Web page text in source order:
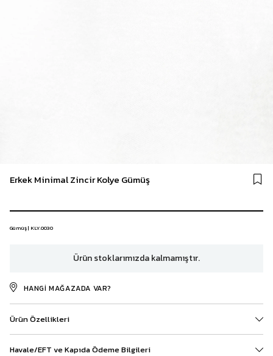
Erkek Minimal Zincir Kolye Gümüş
Gümüş | KLY.0030
Ürün stoklarımızda kalmamıştır.
HANGI MAĞAZADA VAR?
Ürün Özellikleri
Havale/EFT ve Kapıda Ödeme Bilgileri